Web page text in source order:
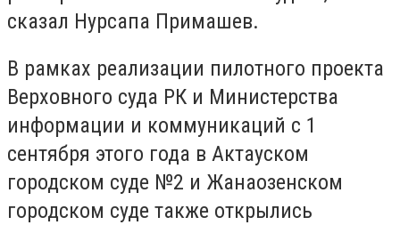
сказал Нурсапа Примашев.
В рамках реализации пилотного проекта
Верховного суда РК и Министерства
информации и коммуникаций с 1
сентября этого года в Актауском
городском суде №2 и Жанаозенском
городском суде также открылись